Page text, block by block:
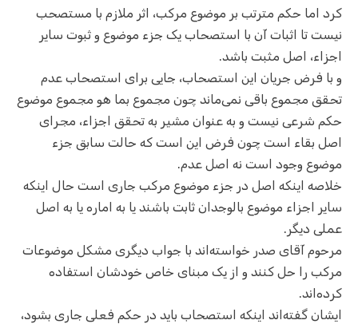
کرد اما حکم مترتب بر موضوع مرکب، اثر ملازم با مستصحب
نیست تا اثبات آن با استصحاب یک جزء موضوع و ثبوت سایر
اجزاء، اصل مثبت باشد.
و با فرض جریان این استصحاب، جایی برای استصحاب عدم
تحقق مجموع باقی نمی‌ماند چون مجموع بما هو مجموع موضوع
حکم شرعی نیست و به عنوان مشیر به تحقق اجزاء، مجرای
اصل بقاء است چون فرض این است که حالت سابق جزء
موضوع وجود است نه اصل عدم.
خلاصه اینکه اصل در جزء موضوع مرکب جاری است حال اینکه
سایر اجزاء موضوع بالوجدان ثابت باشند یا به اماره یا به اصل
عملی دیگر.
مرحوم آقای صدر خواسته‌اند با جواب دیگری مشکل موضوعات
مرکب را حل کنند و از یک مبنای خاص خودشان استفاده
کرده‌اند.
ایشان گفته‌اند اینکه استصحاب باید در حکم فعلی جاری بشود،